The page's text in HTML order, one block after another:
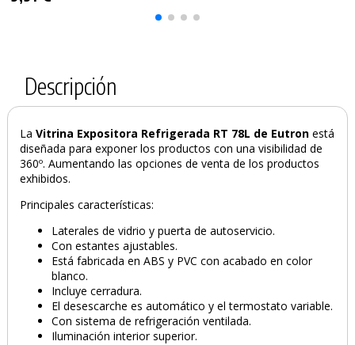
Descripción
La Vitrina Expositora Refrigerada RT 78L de Eutron está
diseñada para exponer los productos con una visibilidad de
360º. Aumentando las opciones de venta de los productos
exhibidos.
Principales características:
Laterales de vidrio y puerta de autoservicio.
Con estantes ajustables.
Está fabricada en ABS y PVC con acabado en color
blanco.
Incluye cerradura.
El desescarche es automático y el termostato variable.
Con sistema de refrigeración ventilada.
Iluminación interior superior.